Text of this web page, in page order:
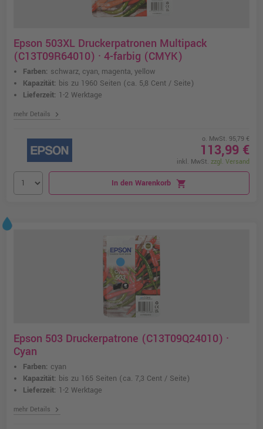
Epson 503XL Druckerpatronen Multipack
(C13T09R64010) · 4-farbig (CMYK)
Farben: schwarz, cyan, magenta, yellow
Kapazität: bis zu 1960 Seiten (ca. 5,8 Cent / Seite)
Lieferzeit: 1-2 Werktage
mehr Details chevron_right
o. MwSt. 95,79 €
113,99 €
inkl. MwSt. zzgl. Versand
In den Warenkorb shopping_cart
Epson 503 Druckerpatrone (C13T09Q24010) ·
Cyan
Farben: cyan
Kapazität: bis zu 165 Seiten (ca. 7,3 Cent / Seite)
Lieferzeit: 1-2 Werktage
mehr Details chevron_right